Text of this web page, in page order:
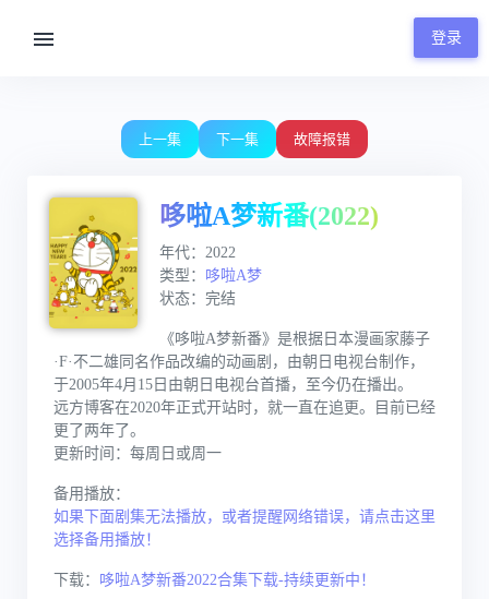
登录
上一集 下一集 故障报错
哆啦A梦新番(2022)
年代：2022
类型： 哆啦A梦
状态：完结
《哆啦A梦新番》是根据日本漫画家藤子
·F·不二雄同名作品改编的动画剧，由朝日电视台制作，
于2005年4月15日由朝日电视台首播，至今仍在播出。
远方博客在2020年正式开站时，就一直在追更。目前已经
更了两年了。
更新时间：每周日或周一
备用播放：
如果下面剧集无法播放，或者提醒网络错误，请点击这里
选择备用播放！
下载： 哆啦A梦新番2022合集下载-持续更新中！